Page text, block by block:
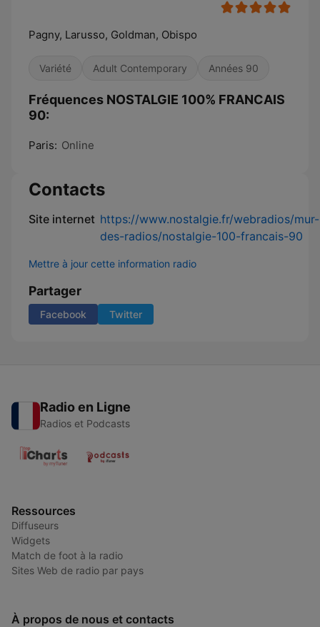
Pagny, Larusso, Goldman, Obispo
Variété Adult Contemporary Années 90
Fréquences NOSTALGIE 100% FRANCAIS
90:
Paris: Online
Contacts
Site internet https://www.nostalgie.fr/webradios/mur-
des-radios/nostalgie-100-francais-90
Mettre à jour cette information radio
Partager
Facebook Twitter
Radio en Ligne
Radios et Podcasts
Ressources
Diffuseurs
Widgets
Match de foot à la radio
Sites Web de radio par pays
À propos de nous et contacts